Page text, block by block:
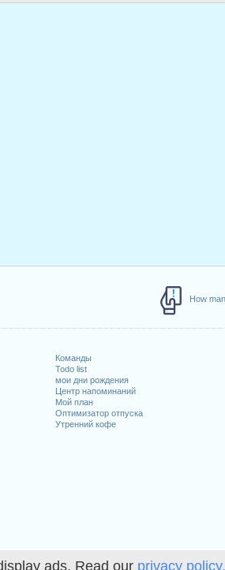
ads. Read our privacy policy.
How
Команды
Todo list
мои дни рождения
Центр напоминаний
Мой план
Оптимизатор отпуска
Утренний кофе